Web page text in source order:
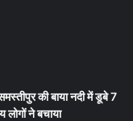
की बाया नदी में डूबे 7
लोगों ने बचाया